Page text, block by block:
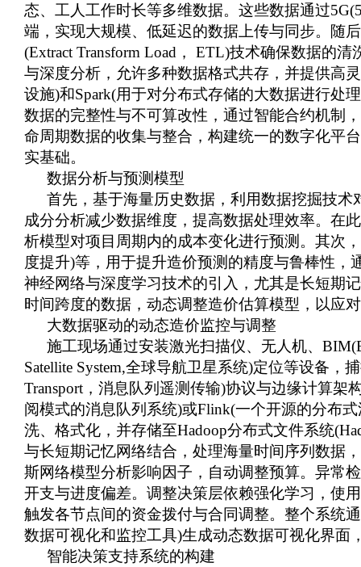
态、工人工作时长等多维数据。这些数据通过
端，实现大规模、低延迟的数据上传与同步。随
(Extract Transform Load， ETL)技术确保数据的
与深度分析，允许多种数据格式共存，并提供高
设施)和Spark(用于对分布式存储的大数据进行处
数据的完整性与不可算改性，通过智能合约机制
命周期数据的收集与整合，构建统一的数字化平
实基础。
数据分析与预测模型
首先，基于海量历史数据，利用数据挖掘技
成分分析减少数据维度，提高数据处理效率。在
析模型对项目周期内的成本变化进行预测。其次
度提升)等，用于提升造价预测的精度与鲁棒性
神经网络与深度学习技术的引入，尤其是长短期
时间跨度的数据，动态调整造价估算模型，以应
大数据驱动的动态造价监控与调整
施工现场通过安装激光扫描仪、无人机、
Satellite System,全球导航卫星系统)定位等设备
Transport，消息队列遥测传输)协议与边缘计算
阅模式的消息队列系统)或Flink(一个开源的分布
洗、格式化，并存储至Hadoop分布式文件系统
与长短期记忆网络结合，处理海量时间序列数据
斯网络模型分析影响因子，自动调整预算。异常
开支与进度偏差。调整决策层依赖强化学习，使
触发各节点间的资金拨付与合同调整。整个系统
数据可视化和监控工具)生成动态数据可视化界
智能决策支持系统的构建